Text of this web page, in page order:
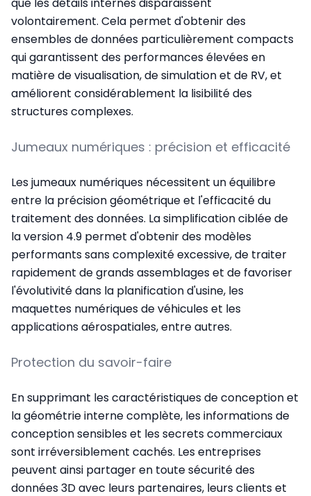
que les détails internes disparaissent
volontairement. Cela permet d'obtenir des
ensembles de données particulièrement compacts
qui garantissent des performances élevées en
matière de visualisation, de simulation et de RV, et
améliorent considérablement la lisibilité des
structures complexes.
Jumeaux numériques : précision et efficacité
Les jumeaux numériques nécessitent un équilibre
entre la précision géométrique et l'efficacité du
traitement des données. La simplification ciblée de
la version 4.9 permet d'obtenir des modèles
performants sans complexité excessive, de traiter
rapidement de grands assemblages et de favoriser
l'évolutivité dans la planification d'usine, les
maquettes numériques de véhicules et les
applications aérospatiales, entre autres.
Protection du savoir-faire
En supprimant les caractéristiques de conception et
la géométrie interne complète, les informations de
conception sensibles et les secrets commerciaux
sont irréversiblement cachés. Les entreprises
peuvent ainsi partager en toute sécurité des
données 3D avec leurs partenaires, leurs clients et